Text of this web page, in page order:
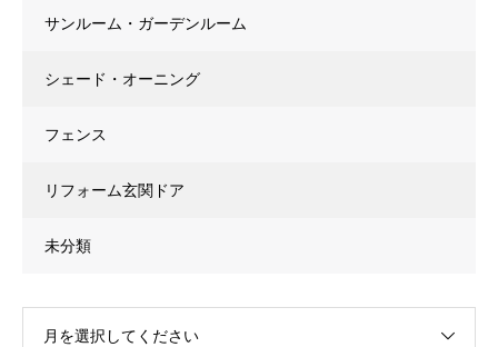
サンルーム・ガーデンルーム
シェード・オーニング
フェンス
リフォーム玄関ドア
未分類
月を選択してください